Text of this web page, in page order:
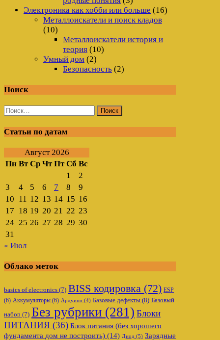
Электроника как хобби или больше (16)
Металлоискатели и поиск кладов
(10)
Металлоискатели история и
теория (10)
Умный дом (2)
Безопасность (2)
Поиск
Найти:
Статьи по датам
Август 2026
Пн Вт Ср Чт Пт Сб Вс
1
2
3
4 5 6 7 8
9
10 11 12 13 14 15 16
17 18 19 20 21 22 23
24 25 26 27 28 29 30
31
« Июл
Облако меток
basics of electronics (7) BISS кодировка (72) ESP
(6) Аккумуляторы (6) Ардуино (4) Базовые дефекты (8) Базовый
набор (7) Без рубрики (281) Блоки
ПИТАНИЯ (36) Блок питания (без хорошего
фундамента дом не построить) (14) Диод (5) Зарядные